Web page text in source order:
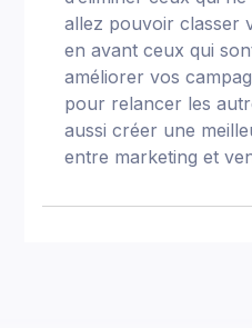
allez pouvoir classer
en avant ceux qui
améliorer vos
pour relancer les
aussi créer une
entre marketing et